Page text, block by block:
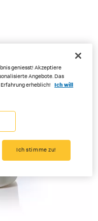
geniesst! Akzeptiere
Angebote. Das
erheblich!
Ich will
Ich stimme zu!